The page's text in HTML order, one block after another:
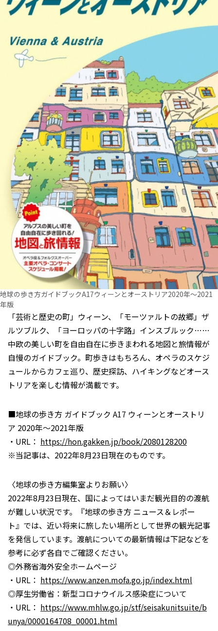
地球の歩き方ガイドブックA17ウィーンとオーストリア2020年～2021
年版
「芸術と歴史の町」ウィーン、「モーツァルトの故郷」ザ
ルツブルク、「ヨーロッパの十字路」インスブルック……
中欧の美しい町を自由自在に歩きまわれる地図と旅情報が
自慢のガイドブック。町歩きはもちろん、オペラのスケジ
ュールからカフェ巡り、歴史探訪、ハイキングなどオース
トリアを楽しむ情報が満載です。
■地球の歩き方 ガイドブック A17 ウィーンとオーストリ
ア 2020年～2021年版
・URL： https://hon.gakken.jp/book/2080128200
※当記事は、2022年8月23日現在のものです。
〈地球の歩き方編集室よりお願い〉
2022年8月23日現在、国によってはいまだ観光目的の渡航
が難しい状況です。『地球の歩き方 ニュース＆レポー
ト』では、近い将来に旅したい場所として世界の観光記事
を発信しています。渡航についての最新情報は下記などを
参考に必ず各自でご確認ください。
◎外務省海外安全ホームページ
・URL： https://www.anzen.mofa.go.jp/index.html
◎厚生労働省：新型コロナウイルス感染症について
・URL： https://www.mhlw.go.jp/stf/seisakunitsuite/b
unya/0000164708_00001.html